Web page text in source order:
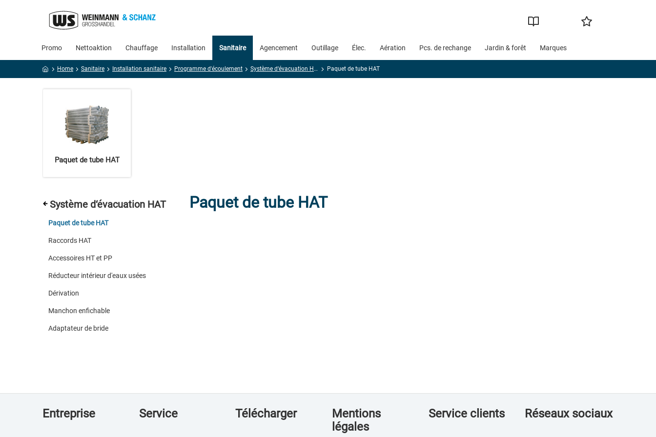
Promo Nettoaktion Chauffage Installation Sanitaire Agencement Outillage Élec. Aération Pcs. de rechange Jardin & forêt Marques
Home Sanitaire Installation sanitaire Programme d'écoulement Système d‘évacuation HAT Paquet de tube HAT
Paquet de tube HAT
Système d‘évacuation HAT
Paquet de tube HAT
Raccords HAT
Accessoires HT et PP
Réducteur intérieur d'eaux usées
Dérivation
Manchon enfichable
Adaptateur de bride
Paquet de tube HAT
Entreprise Service Télécharger
Mentions
légales
Service clients Réseaux sociaux